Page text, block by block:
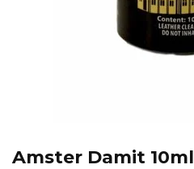
Amster Damit 10ml